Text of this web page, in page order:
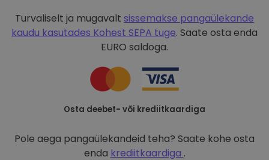
Turvaliselt ja mugavalt sissemakse pangaülekande
kaudu kasutades Kohest SEPA tuge. Saate osta enda
EURO saldoga.
Osta deebet- või krediitkaardiga
Pole aega pangaülekandeid teha? Saate kohe osta
enda krediitkaardiga .